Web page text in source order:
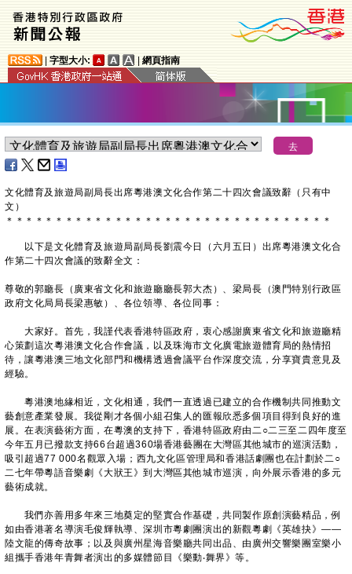
字型大小: 網頁指南
文化體育及旅遊局副局長出席粵港澳文化合作第二十四次會議致辭（只有中
文）
＊ ＊ ＊ ＊ ＊ ＊ ＊ ＊ ＊ ＊ ＊ ＊ ＊ ＊ ＊ ＊ ＊ ＊ ＊ ＊ ＊ ＊ ＊ ＊ ＊ ＊ ＊ ＊ ＊ ＊ ＊ ＊ ＊
以下是文化體育及旅遊局副局長劉震今日（六月五日）出席粵港澳文化合
作第二十四次會議的致辭全文：
尊敬的郭廳長（廣東省文化和旅遊廳廳長郭大杰）、梁局長（澳門特別行政區
政府文化局局長梁惠敏）、各位領導、各位同事：
大家好。首先，我謹代表香港特區政府，衷心感謝廣東省文化和旅遊廳精
心策劃這次粵港澳文化合作會議，以及珠海市文化廣電旅遊體育局的熱情招
待，讓粵港澳三地文化部門和機構透過會議平台作深度交流，分享寶貴意見及
經驗。
粵港澳地緣相近，文化相通，我們一直透過已建立的合作機制共同推動文
藝創意產業發展。我從剛才各個小組召集人的匯報欣悉多個項目得到良好的進
展。在表演藝術方面，在粵澳的支持下，香港特區政府由二○二三至二四年度至
今年五月已撥款支持66台超過360場香港藝團在大灣區其他城市的巡演活動，
吸引超過77 000名觀眾入場；西九文化區管理局和香港話劇團也在計劃於二○
二七年帶粵語音樂劇《大狀王》到大灣區其他城市巡演，向外展示香港的多元
藝術成就。
我們亦善用多年來三地奠定的堅實合作基礎，共同製作原創演藝精品，例
如由香港著名導演毛俊輝執導、深圳市粵劇團演出的新觀粵劇《英雄抉》——
陸文龍的傳奇故事；以及與廣州星海音樂廳共同出品、由廣州交響樂團室樂小
組攜手香港年青舞者演出的多媒體節目《樂動‧舞界》等。